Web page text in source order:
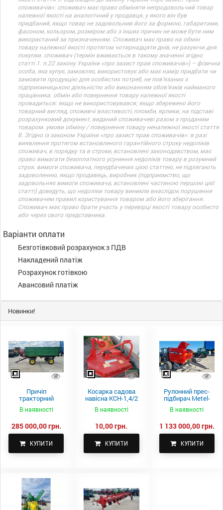
споживачів»: споживач має право обміняти непродовольчий товар
належної якості на аналогічний у продавця, у якого він був
придбаний, якщо товар не задовольнив його за формою, габаритами,
фасоном, кольором, розміром або з інших причин не може бути ним
використаний за призначенням. Споживач має право на обмін
товару належної якості протягом чотирнадцяти днів, не рахуючи дня
покупки. споживач (термін вживається в такому значенні згідно
статті 1. п.22 закону України «про захист прав споживачів») – фізична
особа, яка купує, замовляє, використовує або має намір придбати чи
замовити продукцію для особистих потреб, не пов’язаних з
підприємницькою діяльністю або виконанням обов’язків найманого
працівника. обмін або повернення товару належної якості
провадиться: якщо не використовувався; якщо збережено його
товарний вигляд, споживчі властивості, пломби, ярлики; на підставі
розрахунковий документ, виданий споживачеві разом з проданим
товаром. умови обміну / повернення товару неналежної якості стаття
8. Згідно із законом України «про захист прав споживачів»: в разі
виявлення протягом встановленого гарантійного строку недоліків
споживач, в порядку та в строки, встановлені законодавством, має
право вимагати безоплатного усунення недоліків товару в розумний
строк. вимоги споживача, передбачених цією статтею, не підлягають
задоволенню, якщо продавець, виробник (підприємство, що
задовольняє вимоги споживача, встановлені частиною першою цієї
статті) доведуть, що недоліки товару виникли внаслідок порушення
споживачем правил користування товаром або його зберігання.
Споживач має право брати участь у перевірці якості товару особисто
або через свого представника.
Варіанти оплати
Безготівковий розрахунок з ПДВ
Накладений платіж
Розрахунок готівкою
Авансовий платіж
Новинки!
Причіп
тракторний
самоскидний
Spike 2 ПТС-4
В наявності
285 000,00 грн.
КУПИТИ
Косарка садова
навісна КСН-1,4/2
В наявності
10,00 грн.
КУПИТИ
Рулонний прес-
підбирач Metel-
Fach Z 587
В наявності
1 133 000,00 грн.
КУПИТИ